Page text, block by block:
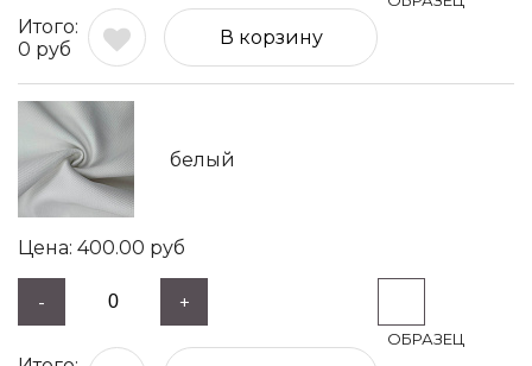
0 руб
В корзину
белый
400.00 руб
- +